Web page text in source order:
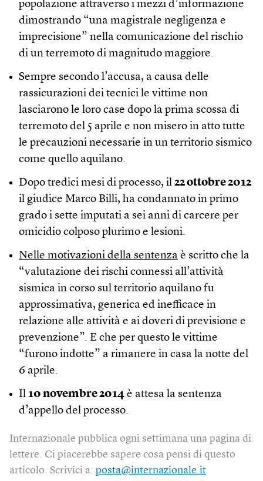
popolazione attraverso i mezzi d’informazione
dimostrando “una magistrale negligenza e
imprecisione” nella comunicazione del rischio
di un terremoto di magnitudo maggiore.
Sempre secondo l’accusa, a causa delle
rassicurazioni dei tecnici le vittime non
lasciarono le loro case dopo la prima scossa di
terremoto del 5 aprile e non misero in atto tutte
le precauzioni necessarie in un territorio sismico
come quello aquilano.
Dopo tredici mesi di processo, il 22 ottobre 2012
il giudice Marco Billi, ha condannato in primo
grado i sette imputati a sei anni di carcere per
omicidio colposo plurimo e lesioni.
Nelle motivazioni della sentenza è scritto che la
“valutazione dei rischi connessi all’attività
sismica in corso sul territorio aquilano fu
approssimativa, generica ed inefficace in
relazione alle attività e ai doveri di previsione e
prevenzione”. E che per questo le vittime
“furono indotte” a rimanere in casa la notte del
6 aprile.
Il 10 novembre 2014 è attesa la sentenza
d’appello del processo.
Internazionale pubblica ogni settimana una pagina di
lettere. Ci piacerebbe sapere cosa pensi di questo
articolo. Scrivici a: posta@internazionale.it